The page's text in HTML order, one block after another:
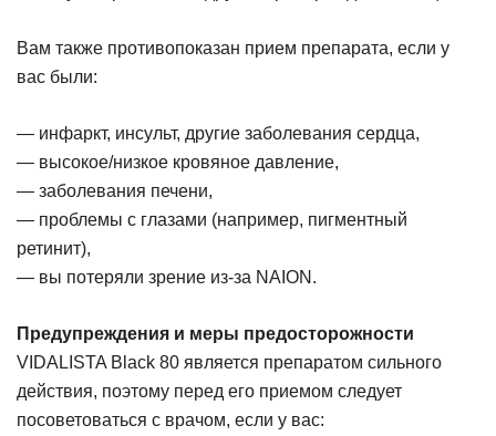
Вам также противопоказан прием препарата, если у
вас были:
— инфаркт, инсульт, другие заболевания сердца,
— высокое/низкое кровяное давление,
— заболевания печени,
— проблемы с глазами (например, пигментный
ретинит),
— вы потеряли зрение из-за NAION.
Предупреждения и меры предосторожности
VIDALISTA Black 80 является препаратом сильного
действия, поэтому перед его приемом следует
посоветоваться с врачом, если у вас: